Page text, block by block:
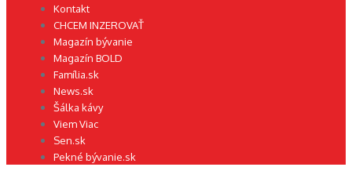
Kontakt
CHCEM INZEROVAŤ
Magazín bývanie
Magazín BOLD
Família.sk
News.sk
Šálka kávy
Viem Viac
Sen.sk
Pekné bývanie.sk